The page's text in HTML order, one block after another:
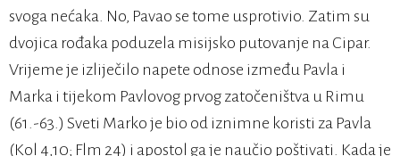
svoga nećaka. No, Pavao se tome usprotivio. Zatim su
dvojica rođaka poduzela misijsko putovanje na Cipar.
Vrijeme je izliječilo napete odnose između Pavla i
Marka i tijekom Pavlovog prvog zatočeništva u Rimu
(61.-63.) Sveti Marko je bio od iznimne koristi za Pavla
(Kol 4,10; Flm 24) i apostol ga je naučio poštivati. Kada je